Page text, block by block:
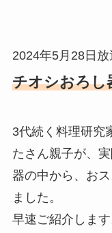
2024年5月28日
チオシおろし
3代続く料理研究
たさん親子が、
器の中から、お
ました。
早速ご紹介します